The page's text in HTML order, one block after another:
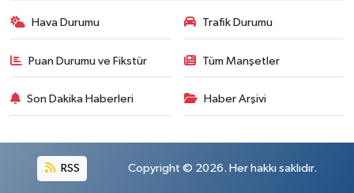
Hava Durumu Trafik Durumu
Puan Durumu ve Fikstür Tüm Manşetler
Son Dakika Haberleri Haber Arşivi
RSS Copyright © 2026. Her hakkı saklıdır.